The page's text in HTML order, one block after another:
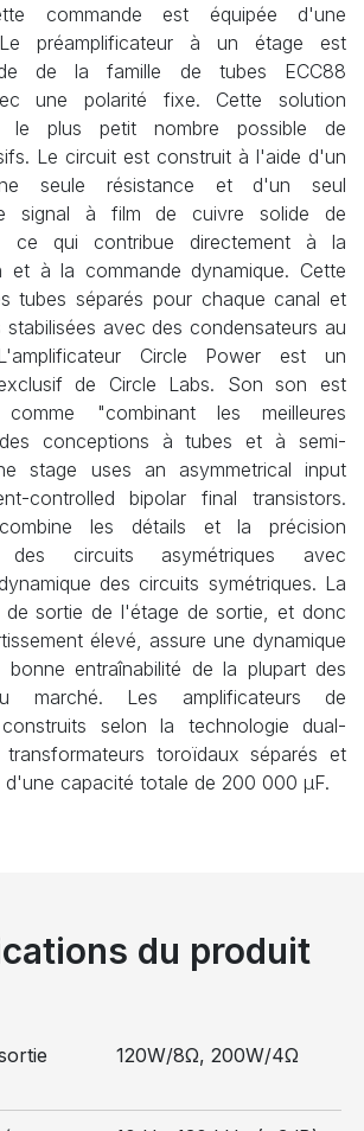
commande est équipée d'une
Le préamplificateur à un étage est
de la famille de tubes ECC88
une polarité fixe. Cette solution
le plus petit nombre possible de
Le circuit est construit à l'aide d'un
seule résistance et d'un seul
signal à film de cuivre solide de
ce qui contribue directement à la
et à la commande dynamique. Cette
tubes séparés pour chaque canal et
stabilisées avec des condensateurs au
Circle Power est un
de Circle Labs. Son son est
"combinant les meilleures
des conceptions à tubes et à semi-
stage uses an asymmetrical input
controlled bipolar final transistors.
les détails et la précision
des circuits asymétriques avec
des circuits symétriques. La
de sortie de l'étage de sortie, et donc
élevé, assure une dynamique
entraînabilité de la plupart des
marché. Les amplificateurs de
selon la technologie dual-
toroïdaux séparés et
d'une capacité totale de 200 000 µF.
du produit
120W/8Ω, 200W/4Ω